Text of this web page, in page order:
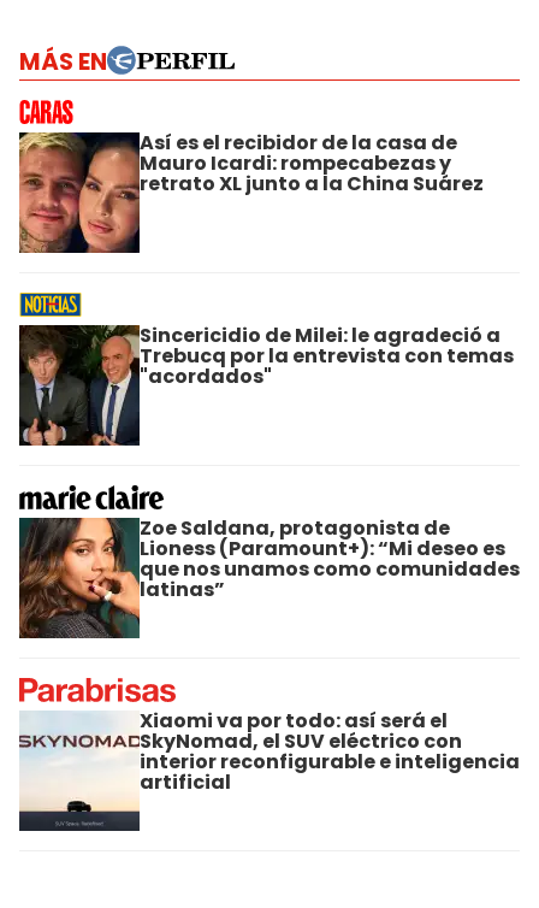
MÁS EN
Así es el recibidor de la casa de
Mauro Icardi: rompecabezas y
retrato XL junto a la China Suárez
Sincericidio de Milei: le agradeció a
Trebucq por la entrevista con temas
"acordados"
Zoe Saldana, protagonista de
Lioness (Paramount+): “Mi deseo es
que nos unamos como comunidades
latinas”
Xiaomi va por todo: así será el
SkyNomad, el SUV eléctrico con
interior reconfigurable e inteligencia
artificial